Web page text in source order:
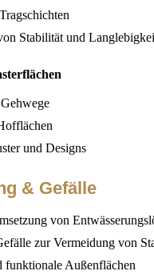
Stabilität und
und Designs
& Gefälle
von
zur Vermeidung von
funktionale Außenflächen